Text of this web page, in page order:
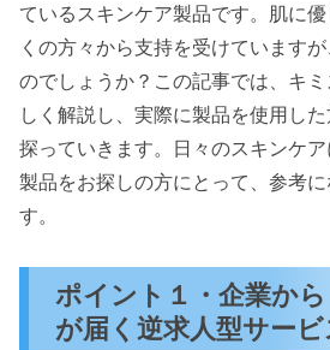
ているスキンケア製品です。肌に
くの方々から支持を受けています
のでしょうか？この記事では、キ
しく解説し、実際に製品を使用し
探っていきます。日々のスキンケ
製品をお探しの方にとって、参考
す。
ポイント１・企業から
が届く逆求人型サービ